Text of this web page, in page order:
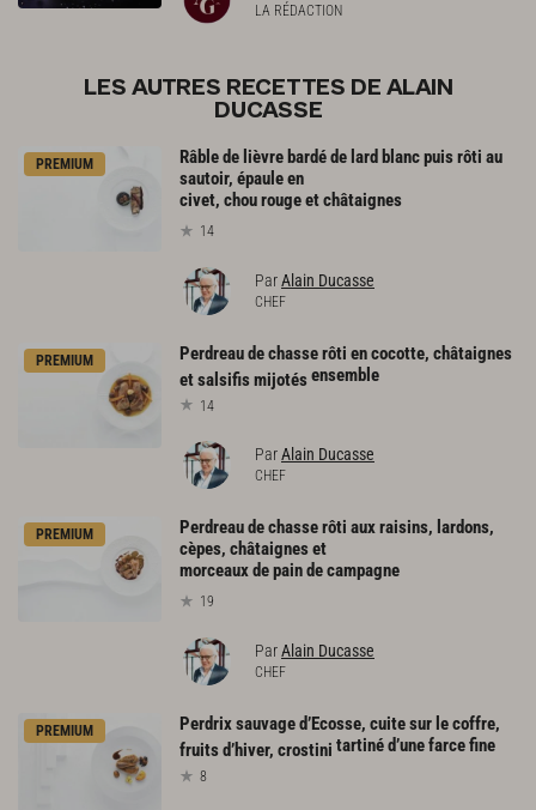
LA RÉDACTION
LES AUTRES RECETTES DE ALAIN
DUCASSE
PREMIUM
Râble de lièvre bardé de lard blanc puis rôti au
sautoir, épaule en
civet, chou rouge et châtaignes
14
ParAlain Ducasse
CHEF
PREMIUM
Perdreau de chasse rôti en cocotte, châtaignes
et salsifis mijotésensemble
14
ParAlain Ducasse
CHEF
PREMIUM
Perdreau de chasse rôti aux raisins, lardons,
cèpes, châtaignes et
morceaux de pain de campagne
19
ParAlain Ducasse
CHEF
PREMIUM
Perdrix sauvage d’Ecosse, cuite sur le coffre,
fruits d’hiver, crostini tartiné d’une farce fine
8